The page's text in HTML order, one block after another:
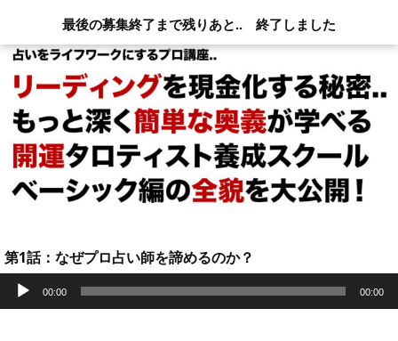
最後の募集終了まで残りあと.. 終了しました
第1話：なぜプロ占い師を諦めるのか？
音
プ
00:00 00:00